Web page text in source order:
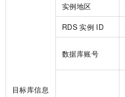
目标库信息
实例地区
RDS 实例 ID
数据库账号